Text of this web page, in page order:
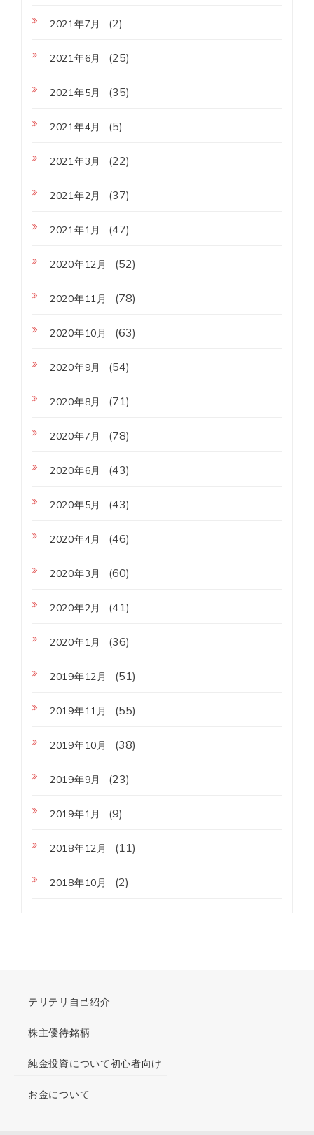
2021年7月 (2)
2021年6月 (25)
2021年5月 (35)
2021年4月 (5)
2021年3月 (22)
2021年2月 (37)
2021年1月 (47)
2020年12月 (52)
2020年11月 (78)
2020年10月 (63)
2020年9月 (54)
2020年8月 (71)
2020年7月 (78)
2020年6月 (43)
2020年5月 (43)
2020年4月 (46)
2020年3月 (60)
2020年2月 (41)
2020年1月 (36)
2019年12月 (51)
2019年11月 (55)
2019年10月 (38)
2019年9月 (23)
2019年1月 (9)
2018年12月 (11)
2018年10月 (2)
テリテリ自己紹介
株主優待銘柄
純金投資について初心者向け
お金について